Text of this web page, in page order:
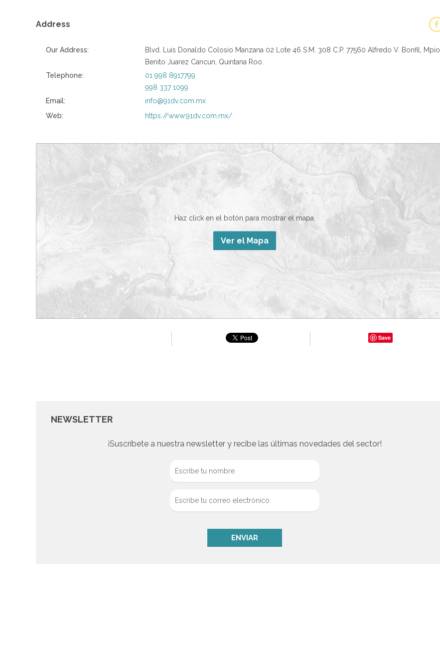
Address
Our Address:
Blvd. Luis Donaldo Colosio Manzana 02 Lote 46 S.M. 308 C.P. 77560 Alfredo V. Bonfil, Mpio.
Benito Juarez Cancun, Quintana Roo.
Telephone:
01 998 8917799
998 337 1099
Email:
info@91dv.com.mx
Web:
https://www.91dv.com.mx/
Haz click en el botón para mostrar el mapa.
Ver el Mapa
Save
NEWSLETTER
¡Suscríbete a nuestra newsletter y recibe las últimas novedades del sector!